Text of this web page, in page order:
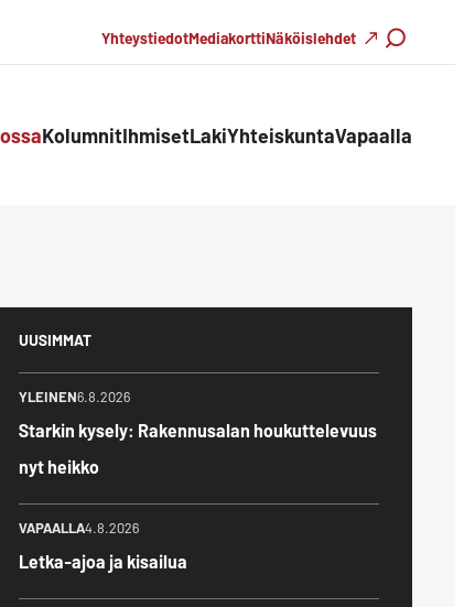
YhteystiedotMediakorttiNäköislehdet
Haku
KolumnitIhmisetLakiYhteiskuntaVapaalla
UUSIMMAT
YLEINEN6.8.2026
Starkin kysely: Rakennusalan houkuttelevuus
nyt heikko
VAPAALLA4.8.2026
Letka-ajoa ja kisailua